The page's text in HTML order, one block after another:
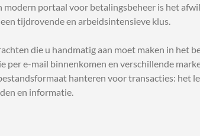
modern portaal voor betalingsbeheer is het
tijdrovende en arbeidsintensieve klus.
die u handmatig aan moet maken in het
per e-mail binnenkomen en verschillende
hanteren voor transacties: het
en informatie.